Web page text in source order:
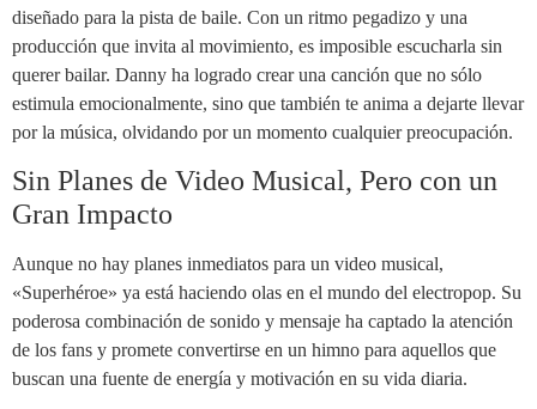
diseñado para la pista de baile. Con un ritmo pegadizo y una
producción que invita al movimiento, es imposible escucharla sin
querer bailar. Danny ha logrado crear una canción que no sólo
estimula emocionalmente, sino que también te anima a dejarte llevar
por la música, olvidando por un momento cualquier preocupación.
Sin Planes de Video Musical, Pero con un
Gran Impacto
Aunque no hay planes inmediatos para un video musical,
«Superhéroe» ya está haciendo olas en el mundo del electropop. Su
poderosa combinación de sonido y mensaje ha captado la atención
de los fans y promete convertirse en un himno para aquellos que
buscan una fuente de energía y motivación en su vida diaria.